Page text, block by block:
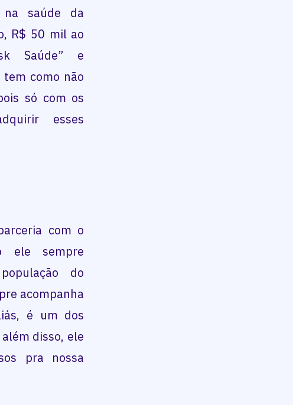
na saúde da
R$ 50 mil ao
Saúde” e
como não
só com os
esses
com o
ele sempre
do
acompanha
é um dos
disso, ele
pra nossa